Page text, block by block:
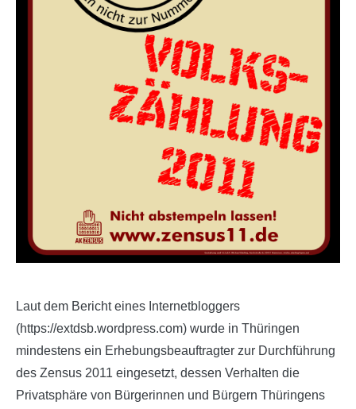
Laut dem Bericht eines Internetbloggers
(https://extdsb.wordpress.com) wurde in Thüringen
mindestens ein Erhebungsbeauftragter zur Durchführung
des Zensus 2011 eingesetzt, dessen Verhalten die
Privatsphäre von Bürgerinnen und Bürgern Thüringens